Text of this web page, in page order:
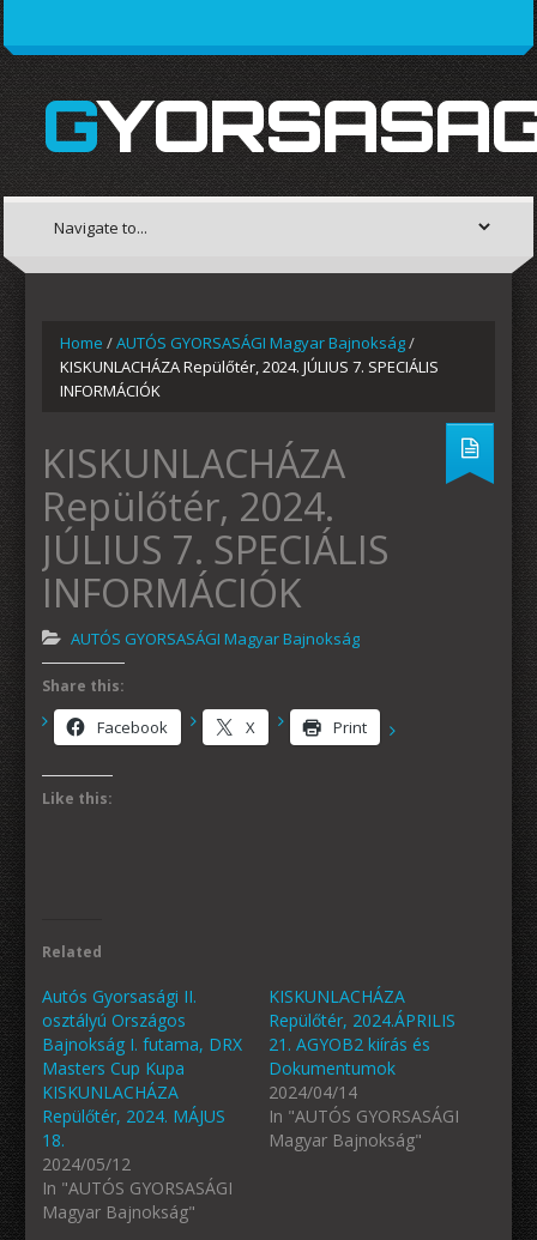
Home /AUTÓS GYORSASÁGI Magyar Bajnokság/
KISKUNLACHÁZA Repülőtér, 2024. JÚLIUS 7. SPECIÁLIS
INFORMÁCIÓK
KISKUNLACHÁZA
Repülőtér, 2024.
JÚLIUS 7. SPECIÁLIS
INFORMÁCIÓK
AUTÓS GYORSASÁGI Magyar Bajnokság
Share this:
Facebook X Print
Like this:
Related
Autós Gyorsasági II.
osztályú Országos
Bajnokság I. futama, DRX
Masters Cup Kupa
KISKUNLACHÁZA
Repülőtér, 2024. MÁJUS
18.
2024/05/12
In "AUTÓS GYORSASÁGI
Magyar Bajnokság"
KISKUNLACHÁZA
Repülőtér, 2024.ÁPRILIS
21. AGYOB2 kiírás és
Dokumentumok
2024/04/14
In "AUTÓS GYORSASÁGI
Magyar Bajnokság"